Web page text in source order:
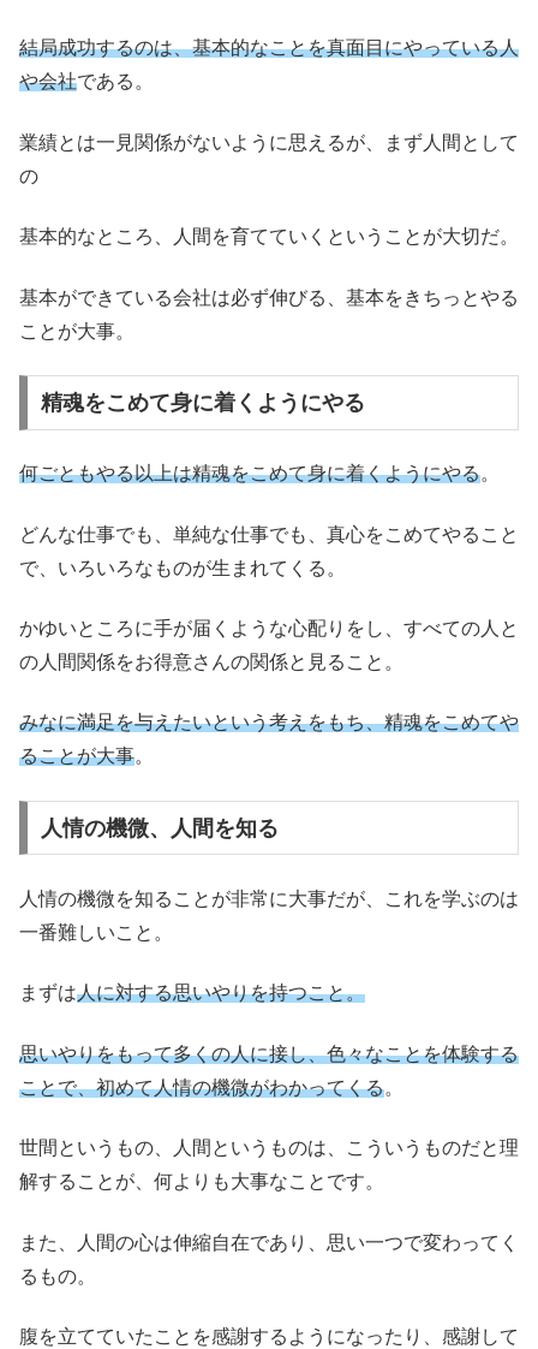
結局成功するのは、基本的なことを真面目にやっている人
や会社である。
業績とは一見関係がないように思えるが、まず人間として
の
基本的なところ、人間を育てていくということが大切だ。
基本ができている会社は必ず伸びる、基本をきちっとやる
ことが大事。
精魂をこめて身に着くようにやる
何ごともやる以上は精魂をこめて身に着くようにやる。
どんな仕事でも、単純な仕事でも、真心をこめてやること
で、いろいろなものが生まれてくる。
かゆいところに手が届くような心配りをし、すべての人と
の人間関係をお得意さんの関係と見ること。
みなに満足を与えたいという考えをもち、精魂をこめてや
ることが大事。
人情の機微、人間を知る
人情の機微を知ることが非常に大事だが、これを学ぶのは
一番難しいこと。
まずは人に対する思いやりを持つこと。
思いやりをもって多くの人に接し、色々なことを体験する
ことで、初めて人情の機微がわかってくる。
世間というもの、人間というものは、こういうものだと理
解することが、何よりも大事なことです。
また、人間の心は伸縮自在であり、思い一つで変わってく
るもの。
腹を立てていたことを感謝するようになったり、感謝して